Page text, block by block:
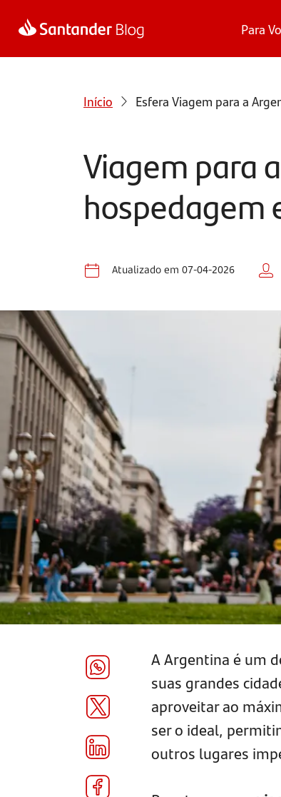
Para
Início Esfera Viagem para a
Viagem para
hospedagem
Atualizado em 07-04-2026
A Argentina é um
suas grandes
aproveitar ao
ser o ideal,
outros lugares